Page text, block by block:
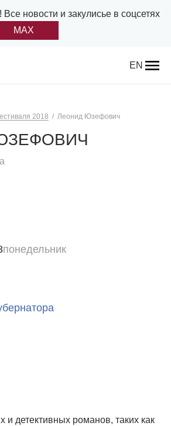
Все новости и закулисье в соцсетях
MAX
EN
фестивале
2018 Леонид Юзефович
понедельник
и детективных романов, таких как